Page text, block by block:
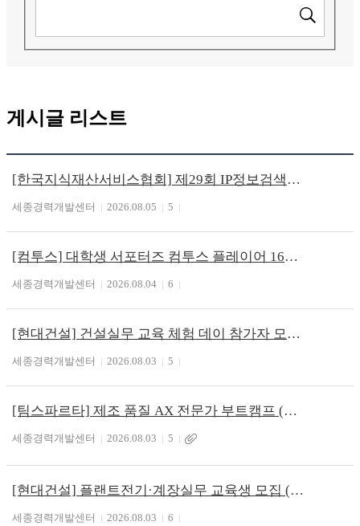
게시글 리스트
[한국지식재산서비스협회] 제29회 IP정보검색사 전문가 시행 (~8/13)
세종경력개발센터 2026.08.05 5
[컴투스] 대학생 서포터즈 컴투스 플레이어 16기 모집 (~8/18)
세종경력개발센터 2026.08.04 6
[현대건설] 건설실무 교육 체험 데이 참가자 모집 (~8/26)
세종경력개발센터 2026.08.03 5
[팀스파르타] 제조 품질 AX 전문가 부트캠프 (~8/12)
세종경력개발센터 2026.08.03 5
[현대건설] 플랜트전기·계장실무 교육생 모집 (~8/29)
세종경력개발센터 2026.08.03 6